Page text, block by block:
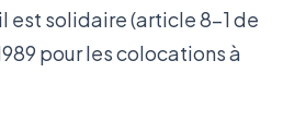
est solidaire (article 8-1 de
pour les colocations à